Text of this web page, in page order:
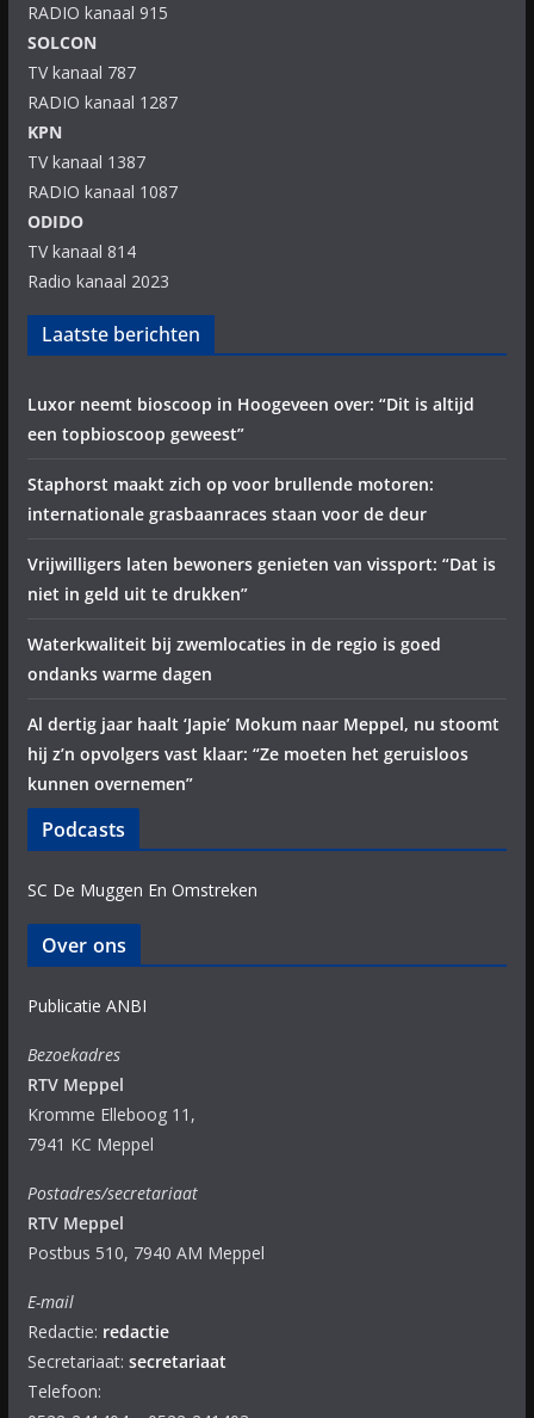
RADIO kanaal 915
SOLCON
TV kanaal 787
RADIO kanaal 1287
KPN
TV kanaal 1387
RADIO kanaal 1087
ODIDO
TV kanaal 814
Radio kanaal 2023
Laatste berichten
Luxor neemt bioscoop in Hoogeveen over: “Dit is altijd
een topbioscoop geweest”
Staphorst maakt zich op voor brullende motoren:
internationale grasbaanraces staan voor de deur
Vrijwilligers laten bewoners genieten van vissport: “Dat is
niet in geld uit te drukken”
Waterkwaliteit bij zwemlocaties in de regio is goed
ondanks warme dagen
Al dertig jaar haalt ‘Japie’ Mokum naar Meppel, nu stoomt
hij z’n opvolgers vast klaar: “Ze moeten het geruisloos
kunnen overnemen”
Podcasts
SC De Muggen En Omstreken
Over ons
Publicatie ANBI
Bezoekadres
RTV Meppel
Kromme Elleboog 11,
7941 KC Meppel
Postadres/secretariaat
RTV Meppel
Postbus 510, 7940 AM Meppel
E-mail
Redactie: redactie
Secretariaat: secretariaat
Telefoon: